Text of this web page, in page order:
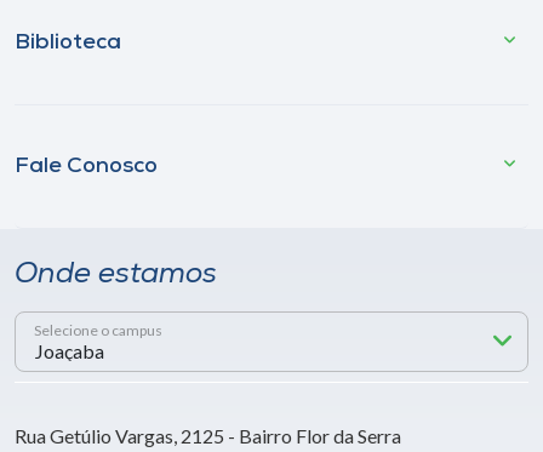
Biblioteca
Fale Conosco
Onde estamos
Selecione o campus
Rua Getúlio Vargas, 2125 - Bairro Flor da Serra